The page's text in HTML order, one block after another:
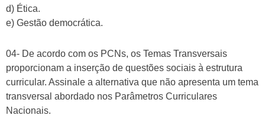
d) Ética.
e) Gestão democrática.
04- De acordo com os PCNs, os Temas Transversais
proporcionam a inserção de questões sociais à estrutura
curricular. Assinale a alternativa que não apresenta um tema
transversal abordado nos Parâmetros Curriculares
Nacionais.